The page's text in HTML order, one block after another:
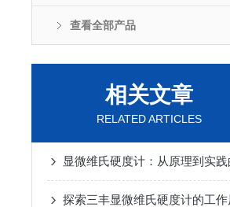
查看全部产品
相关文章
RELATED ARTICLES